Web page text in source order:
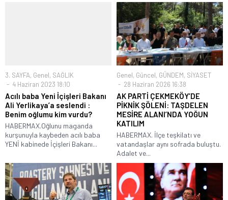
3. SAYFA, Genel, SAĞLIK
4 Haziran 2023 18:10
Acılı baba Yeni İçişleri Bakanı
Ali Yerlikaya’a seslendi :
Benim oğlumu kim vurdu?
HABERMAX.Oğlunu maganda
kurşunuyla kaybeden acılı baba
YENİ kabinede İçişleri Bakanı...
Genel, Güncel, GÜNDEM, SİYASET
28 Haziran 2026 16:38
AK PARTİ ÇEKMEKÖY’DE
PİKNİK ŞÖLENİ: TAŞDELEN
MESİRE ALANI’NDA YOĞUN
KATILIM
HABERMAX. İlçe teşkilatı ve
vatandaşlar aynı sofrada buluştu.
Adalet ve...